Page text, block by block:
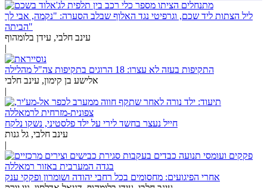
ליל הצתות ליד שכם, וגרפיטי נגד האלוף שבלב הסערה: "נקמה, אבי לך
הביתה"
עינב חלבי, עידן בלומהוף
|
התקיפות בעזה לא עצרו: 18 הרוגים בתקיפות צה"ל מהלילה
אלישע בן קימון, עינב חלבי
|
חייל נעצר בחשד לירי על ילד פלסטיני, נשקו נלקח
עינב חלבי, גל גנות
|
אחרי הפיגועים: מחסומים בכל רחבי יהודה ושומרון ופקקי ענק